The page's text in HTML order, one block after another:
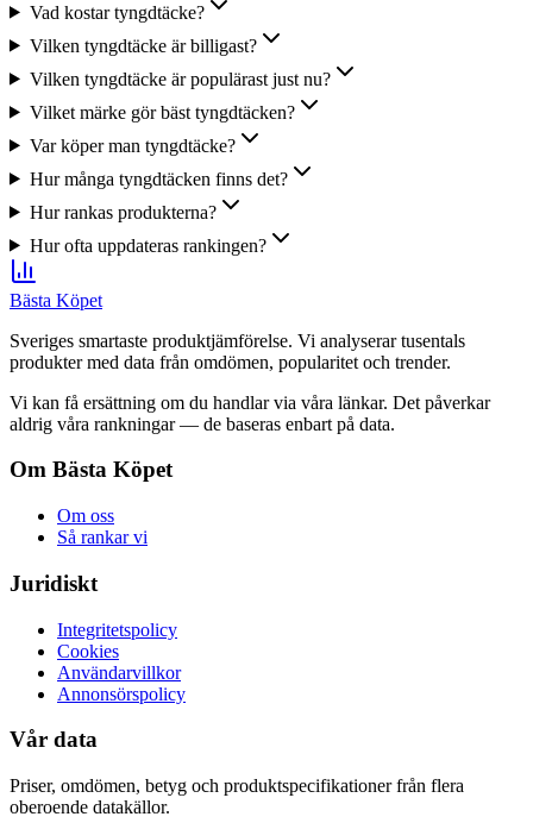
Vad kostar tyngdtäcke?
Vilken tyngdtäcke är billigast?
Vilken tyngdtäcke är populärast just nu?
Vilket märke gör bäst tyngdtäcken?
Var köper man tyngdtäcke?
Hur många tyngdtäcken finns det?
Hur rankas produkterna?
Hur ofta uppdateras rankingen?
Bästa Köpet
Sveriges smartaste produktjämförelse. Vi analyserar tusentals
produkter med data från omdömen, popularitet och trender.
Vi kan få ersättning om du handlar via våra länkar. Det påverkar
aldrig våra rankningar — de baseras enbart på data.
Om Bästa Köpet
Om oss
Så rankar vi
Juridiskt
Integritetspolicy
Cookies
Användarvillkor
Annonsörspolicy
Vår data
Priser, omdömen, betyg och produktspecifikationer från flera
oberoende datakällor.